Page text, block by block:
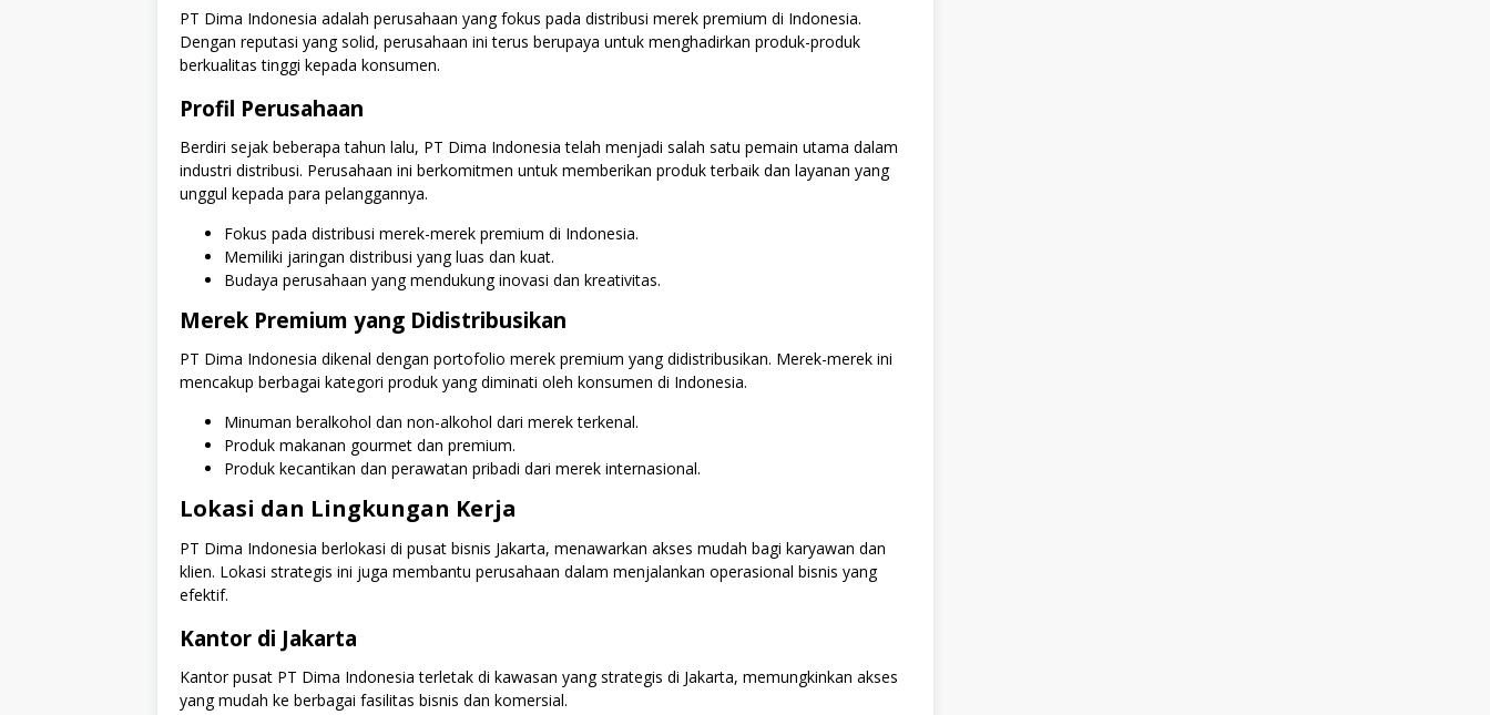
PT Dima Indonesia adalah perusahaan yang fokus pada distribusi merek premium di Indonesia.
Dengan reputasi yang solid, perusahaan ini terus berupaya untuk menghadirkan produk-produk
berkualitas tinggi kepada konsumen.
Profil Perusahaan
Berdiri sejak beberapa tahun lalu, PT Dima Indonesia telah menjadi salah satu pemain utama dalam
industri distribusi. Perusahaan ini berkomitmen untuk memberikan produk terbaik dan layanan yang
unggul kepada para pelanggannya.
Fokus pada distribusi merek-merek premium di Indonesia.
Memiliki jaringan distribusi yang luas dan kuat.
Budaya perusahaan yang mendukung inovasi dan kreativitas.
Merek Premium yang Didistribusikan
PT Dima Indonesia dikenal dengan portofolio merek premium yang didistribusikan. Merek-merek ini
mencakup berbagai kategori produk yang diminati oleh konsumen di Indonesia.
Minuman beralkohol dan non-alkohol dari merek terkenal.
Produk makanan gourmet dan premium.
Produk kecantikan dan perawatan pribadi dari merek internasional.
Lokasi dan Lingkungan Kerja
PT Dima Indonesia berlokasi di pusat bisnis Jakarta, menawarkan akses mudah bagi karyawan dan
klien. Lokasi strategis ini juga membantu perusahaan dalam menjalankan operasional bisnis yang
efektif.
Kantor di Jakarta
Kantor pusat PT Dima Indonesia terletak di kawasan yang strategis di Jakarta, memungkinkan akses
yang mudah ke berbagai fasilitas bisnis dan komersial.